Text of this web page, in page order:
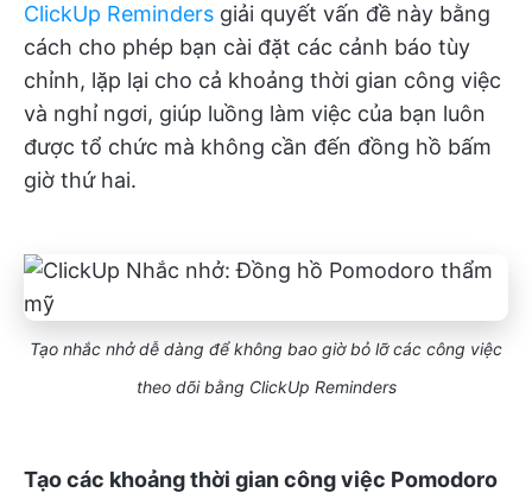
ClickUp Reminders giải quyết vấn đề này bằng
cách cho phép bạn cài đặt các cảnh báo tùy
chỉnh, lặp lại cho cả khoảng thời gian công việc
và nghỉ ngơi, giúp luồng làm việc của bạn luôn
được tổ chức mà không cần đến đồng hồ bấm
giờ thứ hai.
Tạo nhắc nhở dễ dàng để không bao giờ bỏ lỡ các công việc
theo dõi bằng ClickUp Reminders
Tạo các khoảng thời gian công việc Pomodoro